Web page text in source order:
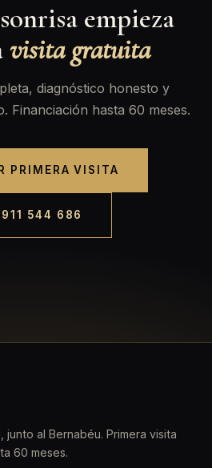
empieza
visita gratuita
diagnóstico honesto y
Financiación hasta 60 meses.
PRIMERA VISITA
544 686
junto al Bernabéu. Primera visita
60 meses.